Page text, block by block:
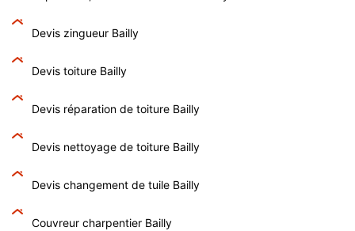
Devis zingueur Bailly
Devis toiture Bailly
Devis réparation de toiture Bailly
Devis nettoyage de toiture Bailly
Devis changement de tuile Bailly
Couvreur charpentier Bailly